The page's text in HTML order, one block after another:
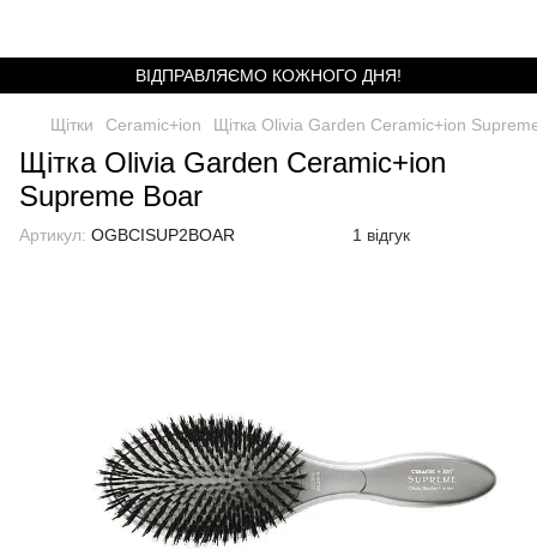
ВІДПРАВЛЯЄМО КОЖНОГО ДНЯ!
Щітки Ceramic+ion Щітка Olivia Garden Ceramic+ion
Щітка Olivia Garden Ceramic+ion
Supreme Boar
Артикул: OGBCISUP2BOAR 1 відгук